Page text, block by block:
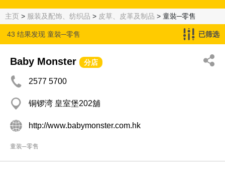
主页 > 服装及配饰、纺织品 > 皮草、皮革及制品 > 童裝─零售
43 结果发现 童裝─零售 已筛选
Baby Monster 分店
2577 5700
铜锣湾 皇室堡202舖
http://www.babymonster.com.hk
童装─零售